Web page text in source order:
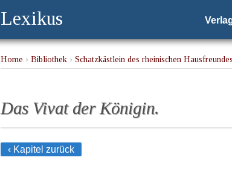
Lexikus
Home › Bibliothek › Schatzkästlein des rheinischen
Das Vivat der Königin.
‹ Kapitel zurück